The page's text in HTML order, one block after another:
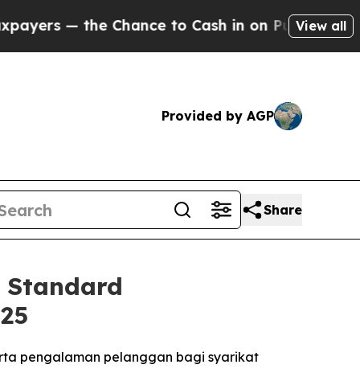
to Cash in on Publicly Owned oilFive
View all
Provided by AGP
Share
Standard
pengalaman pelanggan bagi syarikat